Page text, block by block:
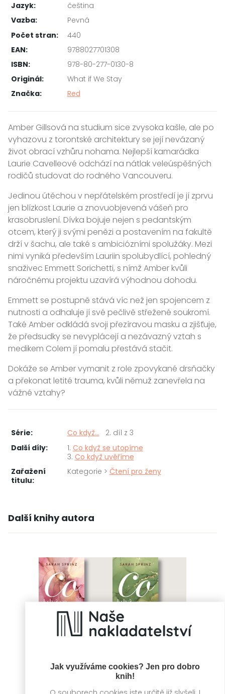
Jak využíváme cookies? Jen pro dobro
knih!
Jazyk:
čeština
Vazba:
Pevná
Počet stran:
440
EAN:
9788027701308
ISBN:
978-80-277-0130-8
Originál:
What if We Stay
Značka:
Red
Amber Gillsová na studium sice zvysoka kašle, ale po
vyhazovu z torontské architektury se její nevázaný
život obrací vzhůru nohama. Nejlepší kamarádka
Laurie Cavelleové odchází na nátlak veleúspěšných
rodičů studovat do rodného Vancouveru.
Jedinou útěchou v nepřátelském prostředí je jí zprvu
jen blízkost Laurie a znovuobjevená vášeň pro
krasobruslení. Dívka bojuje nejen s pedantským
otcem, který ji svými penězi a postavením na fakultě
drží v šachu, ale také s ambiciózními spolužáky. Mezi
nimi vyniká především Lauriin spolubydlící, pohledný
snaživec Emmett Sorichetti, s nímž Amber kvůli
náročnému projektu uzavírá výhodnou dohodu.
Emmett se postupně stává víc než jen spojencem z
nutnosti a odhaluje jí své pečlivě střežené soukromí.
Také Amber odkládá svoji přezíravou masku a zjišťuje,
že předsudky se nevyplácejí a nezávazný vztah s
medikem Colem jí pomalu přestává stačit.
Dokáže se Amber vymanit z role zpovykané drsňačky
a překonat letité trauma, kvůli němuž zanevřela na
vážné vztahy?
Série: Co když...
2. díl z 3
Další díly:
1. Co když se utopíme
3. Co když uvěříme
Zařažení
titulu:
Kategorie > Čtení pro ženy
Další knihy autora
Co když uvěříme